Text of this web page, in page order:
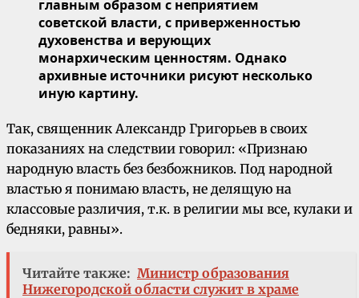
главным образом с неприятием
советской власти, с приверженностью
духовенства и верующих
монархическим ценностям. Однако
архивные источники рисуют несколько
иную картину.
Так, священник Александр Григорьев в своих
показаниях на следствии говорил: «Признаю
народную власть без безбожников. Под народной
властью я понимаю власть, не делящую на
классовые различия, т.к. в религии мы все, кулаки и
бедняки, равны».
Читайте также: Министр образования
Нижегородской области служит в храме